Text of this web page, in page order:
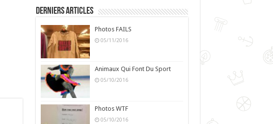
Derniers Articles
Photos FAILS
05/11/2016
Animaux Qui Font Du Sport
05/10/2016
Photos WTF
05/10/2016